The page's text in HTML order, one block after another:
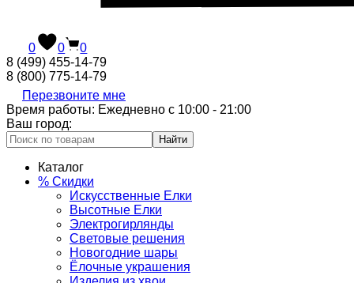
0 0
0
8 (499) 455-14-79
8 (800) 775-14-79
Перезвоните мне
Время работы: Ежедневно с 10:00 - 21:00
Ваш город:
Найти
Каталог
% Скидки
Искусственные Елки
Высотные Елки
Электрогирлянды
Световые решения
Новогодние шары
Ёлочные украшения